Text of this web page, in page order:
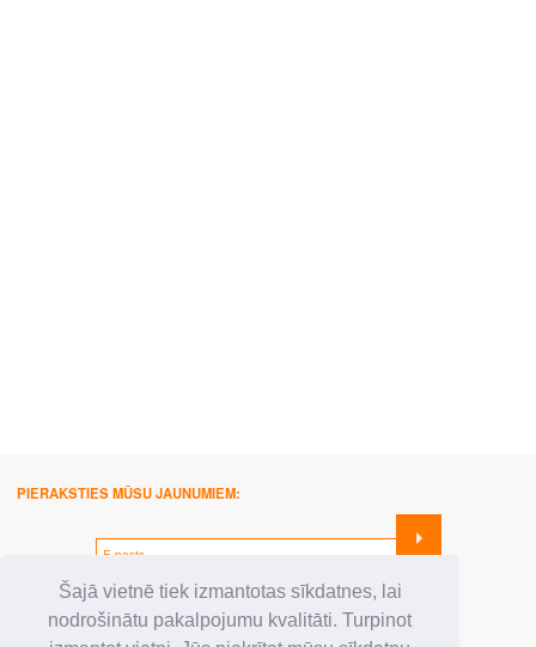
Šajā vietnē tiek izmantotas sīkdatnes, lai
nodrošinātu pakalpojumu kvalitāti. Turpinot
PIERAKSTIES MŪSU JAUNUMIEM:
SEKO MUMS: